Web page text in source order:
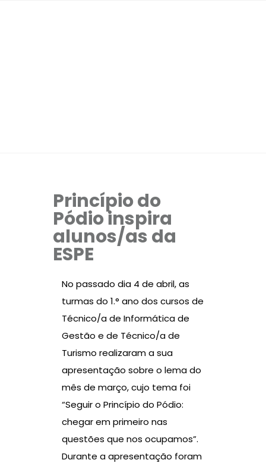
Princípio do
Pódio inspira
alunos/as da
ESPE
No passado dia 4 de abril, as
turmas do 1.° ano dos cursos de
Técnico/a de Informática de
Gestão e de Técnico/a de
Turismo realizaram a sua
apresentação sobre o lema do
mês de março, cujo tema foi
“Seguir o Princípio do Pódio:
chegar em primeiro nas
questões que nos ocupamos”.
Durante a apresentação foram